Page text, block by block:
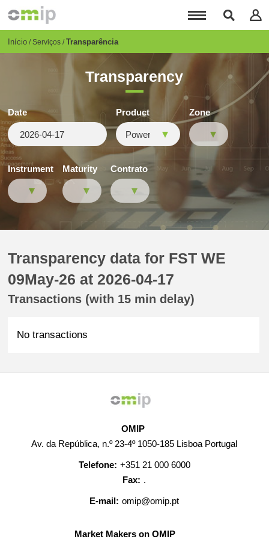
para
conteúdo
Breadcrumb
Início Serviços Transparência
Transparency
Date Product Zone
Instrument Maturity Contrato
Transparency data for FST WE
09May-26 at 2026-04-17
Transactions (with 15 min delay)
No transactions
OMIP
Av. da República, n.º 23-4º 1050-185 Lisboa Portugal
Telefone: +351 21 000 6000
Fax: .
E-mail: omip@omip.pt
Market Makers on OMIP